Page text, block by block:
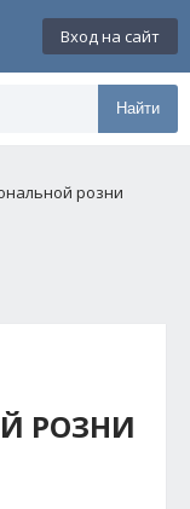
Вход на сайт
Найти
розни
РОЗНИ